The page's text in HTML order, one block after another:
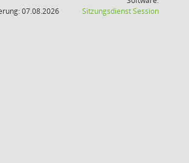
07.08.2026
SitzungsdienstSession(Wird in